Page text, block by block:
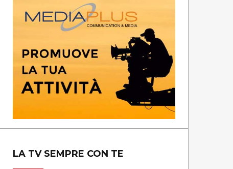
LA TV SEMPRE CON TE